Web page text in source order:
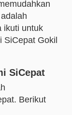
ikuti untuk
SiCepat Gokil
SiCepat
Berikut